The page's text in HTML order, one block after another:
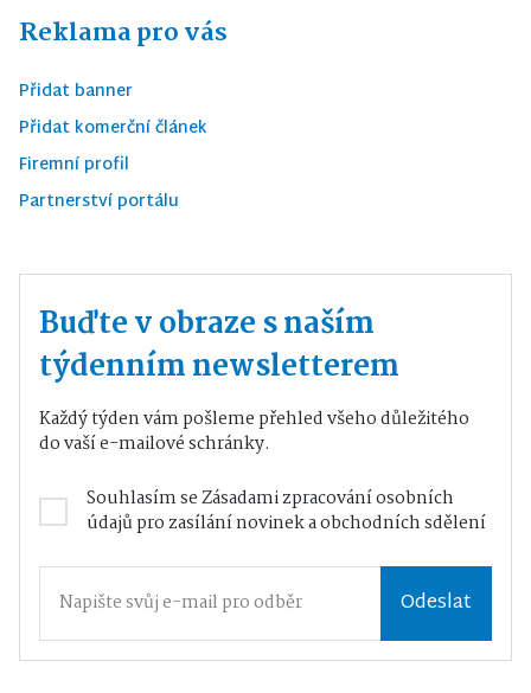
Reklama pro vás
Přidat banner
Přidat komerční článek
Firemní profil
Partnerství portálu
Buďte v obraze s naším
týdenním newsletterem
Každý týden vám pošleme přehled všeho důležitého
do vaší e-mailové schránky.
Souhlasím seZásadami zpracování osobních
údajůpro zasílání novinek a obchodních sdělení
Odeslat